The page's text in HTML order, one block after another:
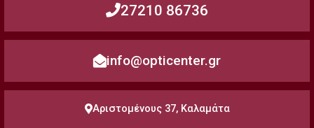
27210 86736
info@opticenter.gr
Αριστομένους 37, Καλαμάτα